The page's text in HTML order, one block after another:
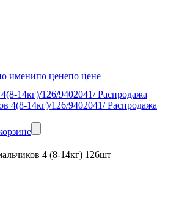
именипо ценепо цене
14кг)/126/9402041/ Распродажа
4 (8-14кг) 126шт